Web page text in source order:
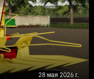
28 мая 2026 г.